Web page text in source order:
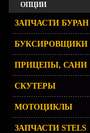
ОПЦИИ
ЗАПЧАСТИ БУРАН
БУКСИРОВЩИКИ
ПРИЦЕПЫ, САНИ
СКУТЕРЫ
МОТОЦИКЛЫ
ЗАПЧАСТИ STELS